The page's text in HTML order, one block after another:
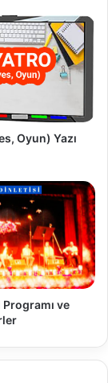
Oyun) Yazı
ve